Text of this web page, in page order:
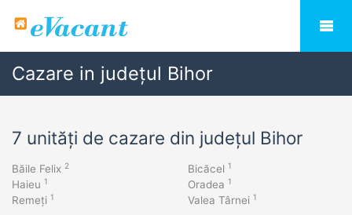
Cazare in județul Bihor
7 unități de cazare din județul Bihor
Băile Felix 2 Bicăcel 1
Haieu 1 Oradea 1
Remeți 1 Valea Târnei 1